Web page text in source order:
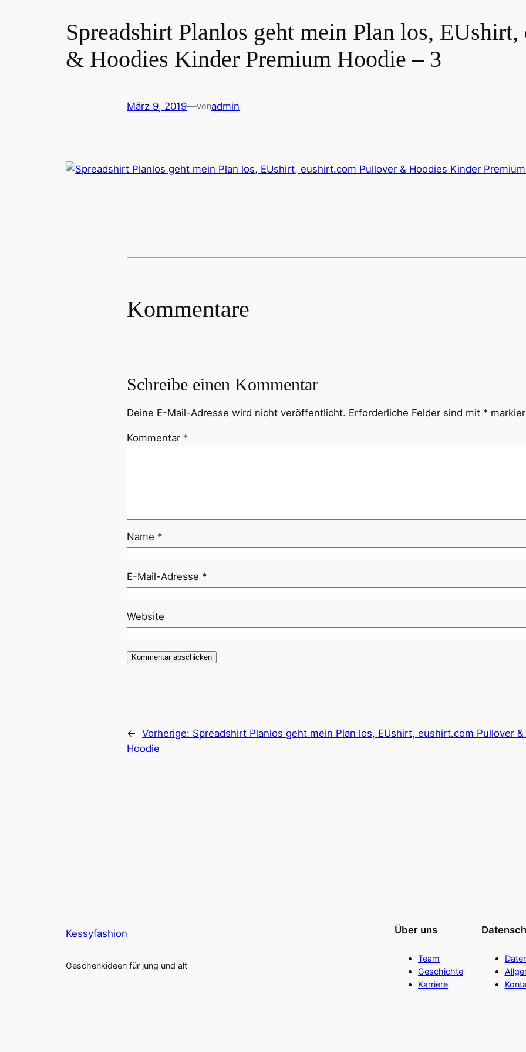
Spreadshirt Planlos geht mein Plan los,
& Hoodies Kinder Premium Hoodie – 3
März 9, 2019—vonadmin
Kommentare
Schreibe einen Kommentar
Deine E-Mail-Adresse wird nicht veröffentlicht. Erforderliche Felder sind mit *
Kommentar *
Name *
E-Mail-Adresse *
Website
← Vorherige: Spreadshirt Planlos geht mein Plan los, EUshirt, eushirt.com Pullover
Hoodie
Kessyfashion
Geschenkideen für jung und alt
Über uns
Team
Geschichte
Karriere